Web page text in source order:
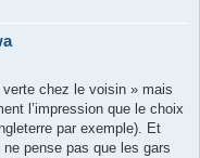
verte chez le voisin » mais
l’impression que le choix
par exemple). Et
pense pas que les gars